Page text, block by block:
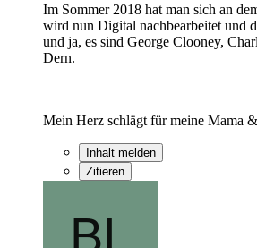
Im Sommer 2018 hat man sich an
wird nun Digital nachbearbeitet und
und ja, es sind George Clooney,
Dern.
Mein Herz schlägt für meine Mama &
Inhalt melden
Zitieren